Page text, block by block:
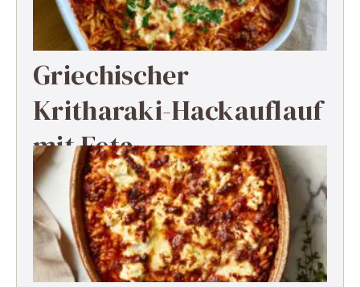
Griechischer
Kritharaki-Hackauflauf
mit Feta